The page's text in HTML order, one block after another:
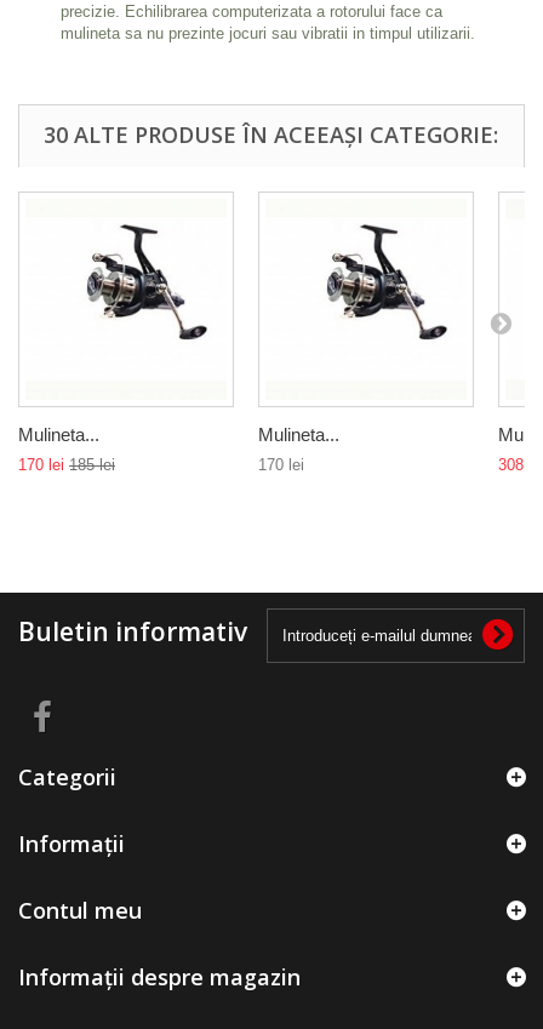
precizie. Echilibrarea computerizata a rotorului face ca
mulineta sa nu prezinte jocuri sau vibratii in timpul utilizarii.
30 ALTE PRODUSE ÎN ACEEAȘI CATEGORIE:
Mulineta...
170 lei 185 lei
Mulineta...
170 lei 308 lei
Buletin informativ
Categorii
Informații
Contul meu
Informații despre magazin